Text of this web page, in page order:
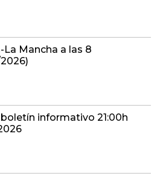
La Mancha a las 8
informativo 21:00h